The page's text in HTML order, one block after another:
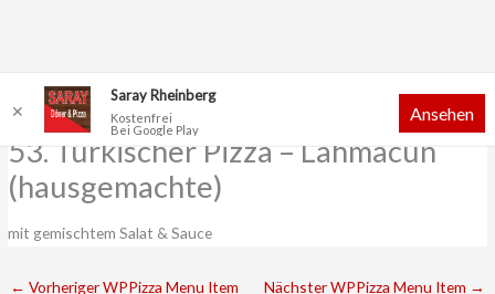
Inhalt
53. Türkischer Pizza – Lahmacun
(hausgemachte)
mit gemischtem Salat & Sauce
← Vorheriger WPPizza Menu Item Nächster WPPizza Menu Item →
✕
Saray Rheinberg
Kostenfrei
Bei Google Play
Ansehen